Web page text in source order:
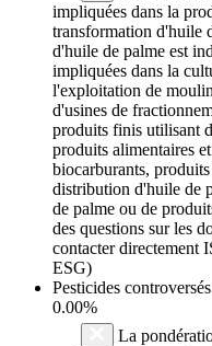
impliquées dans la
transformation d'huile
d'huile de palme est
impliquées dans la
l'exploitation de
d'usines de
produits finis utilisant
produits alimentaires
biocarburants,
distribution d'huile de
de palme ou de
des questions sur les
contacter directement
ESG)
Pesticides controversés
0.00%
La